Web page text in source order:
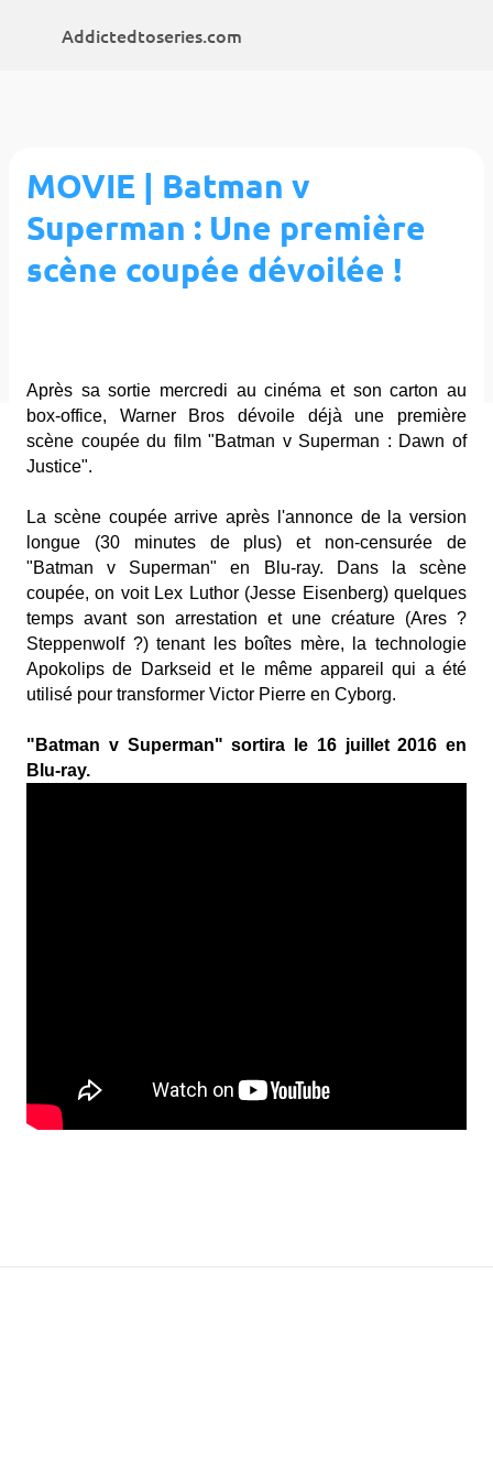
Accéder au contenu principal
Addictedtoseries.com
MOVIE | Batman v
Superman : Une première
scène coupée dévoilée !
Après sa sortie mercredi au cinéma et son carton au
box-office, Warner Bros dévoile déjà une première
scène coupée du film "Batman v Superman : Dawn of
Justice".
La scène coupée arrive après l'annonce de la version
longue (30 minutes de plus) et non-censurée de
"Batman v Superman" en Blu-ray. Dans la scène
coupée, on voit Lex Luthor (Jesse Eisenberg) quelques
temps avant son arrestation et une créature (Ares ?
Steppenwolf ?) tenant les boîtes mère, latechnologie
Apokolips de Darkseid et le même appareil qui a été
utilisé pour transformer Victor Pierre en Cyborg.
"Batman v Superman" sortira le 16 juillet 2016 en
Blu-ray.